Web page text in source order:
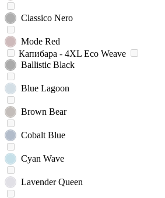
Classico Nero
Mode Red
Капибара - 4XL Eco Weave
Ballistic Black
Blue Lagoon
Brown Bear
Cobalt Blue
Cyan Wave
Lavender Queen